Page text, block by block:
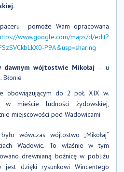
pomoże Wam opracowana
www.google.com/maps/d/edit?
P9A&usp=sharing
dawnym wójtostwie Mikołaj – u
obowiązującym do 2 poł. XIX w.
w mieście ludności żydowskiej,
miejscowości pod Wadowicami.
wówczas wójtostwo „Mikołaj”
Wadowic. To właśnie w tym
drewnianą bożnicę w pobliżu
dzięki rysunkowi Wincentego